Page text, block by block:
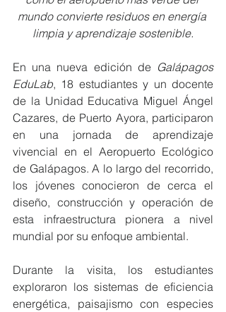
mundo convierte residuos en energía
limpia y aprendizaje sostenible.
En una nueva edición de Galápagos
EduLab, 18 estudiantes y un docente
de la Unidad Educativa Miguel Ángel
Cazares, de Puerto Ayora, participaron
en una jornada de aprendizaje
vivencial en el Aeropuerto Ecológico
de Galápagos. A lo largo del recorrido,
los jóvenes conocieron de cerca el
diseño, construcción y operación de
esta infraestructura pionera a nivel
mundial por su enfoque ambiental.
Durante la visita, los estudiantes
exploraron los sistemas de eficiencia
energética, paisajismo con especies